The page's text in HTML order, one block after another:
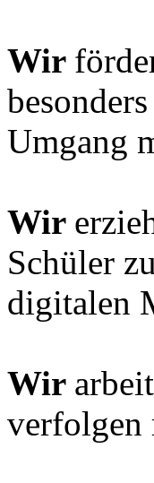
Wir
Umgang
Wir
Schüler
digitalen
Wir
verfolgen